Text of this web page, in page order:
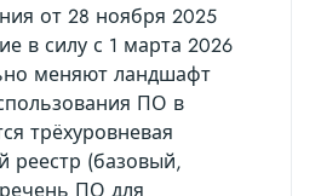
от 28 ноября 2025
в силу с 1 марта 2026
меняют ландшафт
ПО в
трёхуровневая
реестр (базовый,
ПО для